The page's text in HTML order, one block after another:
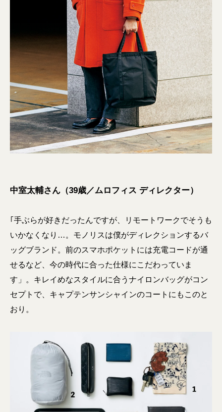
中室太輔さん（39歳／ムロフィス ディレクター）
｢手ぶらが好きだったんですが、リモートワークでそうも
いかなくなり…。モノリスは僕がディレクションするバ
ッグブランド。前のスマホポケットには充電コードが通
せるなど、今の時代に合った仕様にこだわっていま
す」。キレイめなスタイルに合うナイロンバッグがコン
セプトで、キャプテンサンシャインのコートにもこのと
おり。